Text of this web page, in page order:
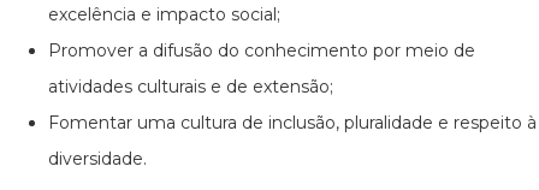
excelência e impacto social;
Promover a difusão do conhecimento por meio de
atividades culturais e de extensão;
Fomentar uma cultura de inclusão, pluralidade e respeito à
diversidade.